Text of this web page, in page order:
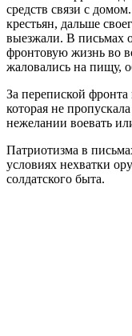
средств связи с
крестьян, дальше
выезжали. В письмах
фронтовую жизнь во
жаловались на пищу,
За перепиской фронта
которая не
нежелании воевать
Патриотизма в
условиях нехватки
солдатского быта.